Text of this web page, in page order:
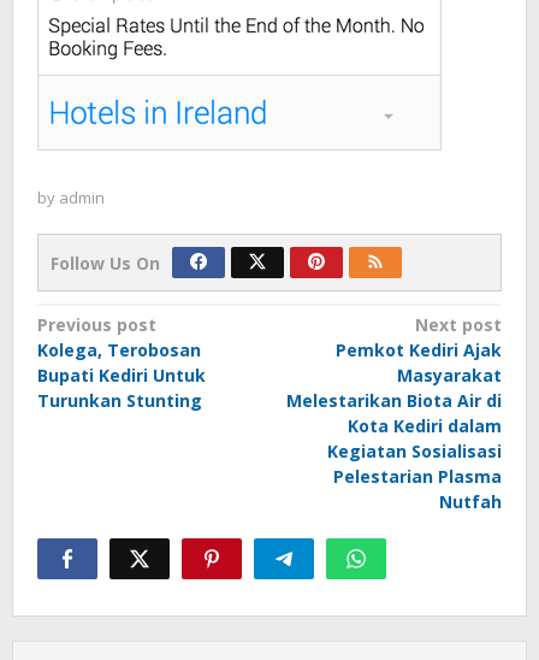
by admin
Follow Us On
Post
navigation
Previous post
Kolega, Terobosan
Bupati Kediri Untuk
Turunkan Stunting
Next post
Pemkot Kediri Ajak
Masyarakat
Melestarikan Biota Air di
Kota Kediri dalam
Kegiatan Sosialisasi
Pelestarian Plasma
Nutfah